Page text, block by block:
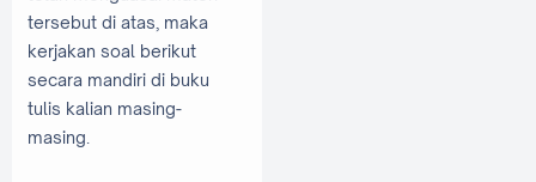
tersebut di atas, maka
kerjakan soal berikut
secara mandiri di buku
tulis kalian masing-
masing.